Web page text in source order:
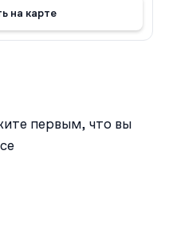
на карте
первым, что вы